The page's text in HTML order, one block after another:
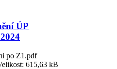
ÚP
po Z1.pdf
615,63 kB